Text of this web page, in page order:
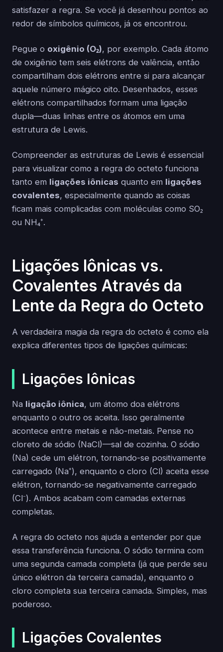
satisfazer a regra. Se você já desenhou pontos ao
redor de símbolos químicos, já os encontrou.
Pegue o oxigênio (O₂), por exemplo. Cada átomo
de oxigênio tem seis elétrons de valência, então
compartilham dois elétrons entre si para alcançar
aquele número mágico oito. Desenhados, esses
elétrons compartilhados formam uma ligação
dupla—duas linhas entre os átomos em uma
estrutura de Lewis.
Compreender as estruturas de Lewis é essencial
para visualizar como a regra do octeto funciona
tanto em ligações iônicas quanto em ligações
covalentes, especialmente quando as coisas
ficam mais complicadas com moléculas como SO₂
ou NH₄⁺.
Ligações Iônicas vs.
Covalentes Através da
Lente da Regra do Octeto
A verdadeira magia da regra do octeto é como ela
explica diferentes tipos de ligações químicas:
Ligações Iônicas
Na ligação iônica, um átomo doa elétrons
enquanto o outro os aceita. Isso geralmente
acontece entre metais e não-metais. Pense no
cloreto de sódio (NaCl)—sal de cozinha. O sódio
(Na) cede um elétron, tornando-se positivamente
carregado (Na⁺), enquanto o cloro (Cl) aceita esse
elétron, tornando-se negativamente carregado
(Cl⁻). Ambos acabam com camadas externas
completas.
A regra do octeto nos ajuda a entender por que
essa transferência funciona. O sódio termina com
uma segunda camada completa (já que perde seu
único elétron da terceira camada), enquanto o
cloro completa sua terceira camada. Simples, mas
poderoso.
Ligações Covalentes